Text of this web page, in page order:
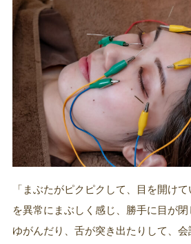
「まぶたがピクピクして、目を開け
を異常にまぶしく感じ、勝手に目が
ゆがんだり、舌が突き出たりして、会